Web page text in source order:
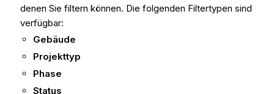
denen Sie filtern können. Die folgenden Filtertypen sind
verfügbar:
Gebäude
Projekttyp
Phase
Status